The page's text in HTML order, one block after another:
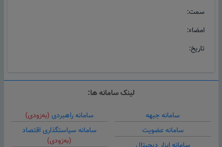
سمت:
امضاء:
تاریخ:
لینک سامانه ها:
سامانه جبهه
سامانه عضویت
سامانه راهبردی (به‌زودی)
سامانه سیاستگذاری اقتصاد
(به‌زودی)